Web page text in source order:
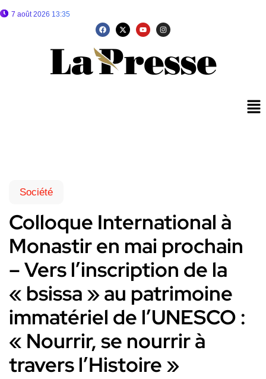
7 août 2026 13:35
Société
Colloque International à
Monastir en mai prochain
– Vers l’inscription de la
« bsissa » au patrimoine
immatériel de l’UNESCO :
« Nourrir, se nourrir à
travers l’Histoire »